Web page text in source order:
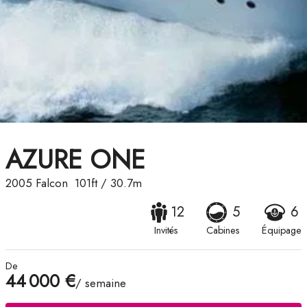
AZURE ONE
2005 Falcon 101ft/ 30.7m
12
Invités
5
Cabines
6
Équipage
De
44 000 €/ semaine